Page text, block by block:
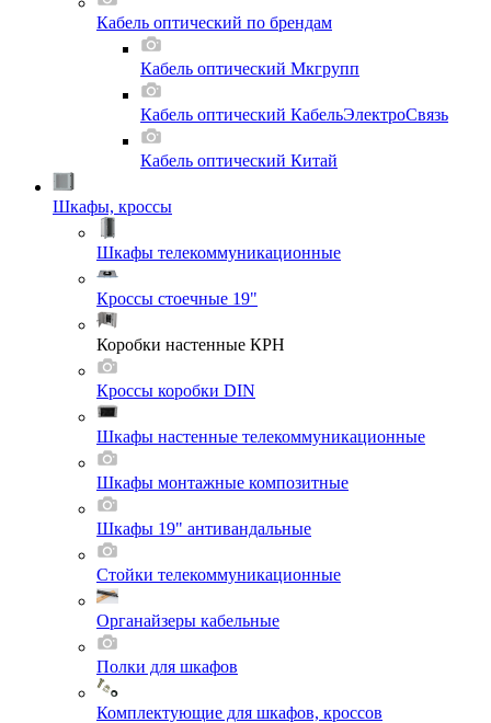
Кабель оптический по брендам
Кабель оптический Мкгрупп
Кабель оптический КабельЭлектроСвязь
Кабель оптический Китай
Шкафы, кроссы
Шкафы телекоммуникационные
Кроссы стоечные 19"
Коробки настенные КРН
Кроссы коробки DIN
Шкафы настенные телекоммуникационные
Шкафы монтажные композитные
Шкафы 19" антивандальные
Стойки телекоммуникационные
Органайзеры кабельные
Полки для шкафов
Комплектующие для шкафов, кроссов